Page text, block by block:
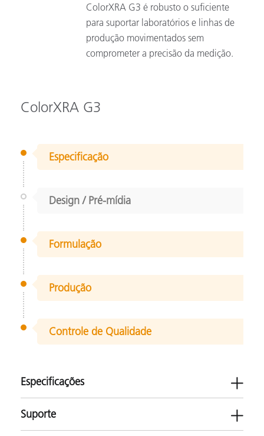
ColorXRA G3 é robusto o suficiente
para suportar laboratórios e linhas de
produção movimentados sem
comprometer a precisão da medição.
ColorXRA G3
Especificação
Design / Pré-mídia
Formulação
Produção
Controle de Qualidade
Especificações
Suporte